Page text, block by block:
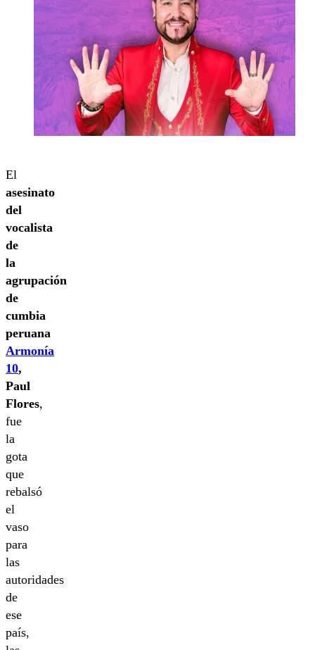
El
asesinato
del
vocalista
de
la
agrupación
de
cumbia
peruana
Armonía
10,
Paul
Flores,
fue
la
gota
que
rebalsó
el
vaso
para
las
autoridades
de
ese
país,